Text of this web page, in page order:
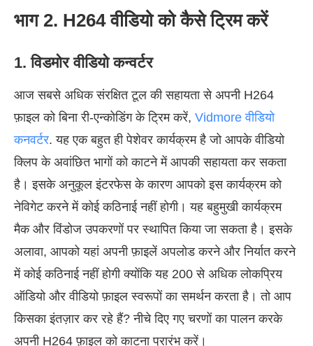
भाग 2. H264 वीडियो को कैसे ट्रिम करें
1. विडमोर वीडियो कन्वर्टर
आज सबसे अधिक संरक्षित टूल की सहायता से अपनी H264
फ़ाइल को बिना री-एन्कोडिंग के ट्रिम करें, Vidmore वीडियो
कनवर्टर. यह एक बहुत ही पेशेवर कार्यक्रम है जो आपके वीडियो
क्लिप के अवांछित भागों को काटने में आपकी सहायता कर सकता
है। इसके अनुकूल इंटरफेस के कारण आपको इस कार्यक्रम को
नेविगेट करने में कोई कठिनाई नहीं होगी। यह बहुमुखी कार्यक्रम
मैक और विंडोज उपकरणों पर स्थापित किया जा सकता है। इसके
अलावा, आपको यहां अपनी फ़ाइलें अपलोड करने और निर्यात करने
में कोई कठिनाई नहीं होगी क्योंकि यह 200 से अधिक लोकप्रिय
ऑडियो और वीडियो फ़ाइल स्वरूपों का समर्थन करता है। तो आप
किसका इंतज़ार कर रहे हैं? नीचे दिए गए चरणों का पालन करके
अपनी H264 फ़ाइल को काटना प्रारंभ करें।